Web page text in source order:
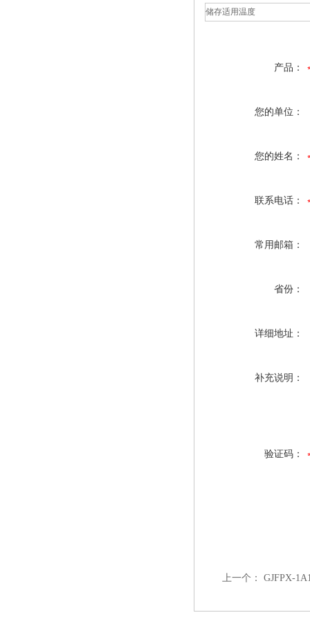
储存适用温度
产品：
您的单位：
您的姓名：
联系电话：
常用邮箱：
省份：
详细地址：
补充说明：
验证码：
上一个： GJFPX-